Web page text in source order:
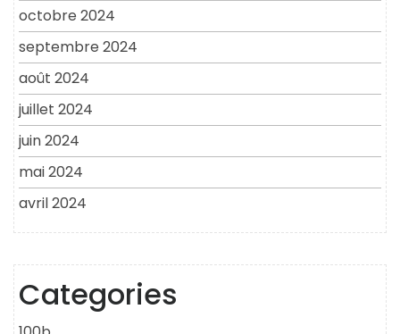
octobre 2024
septembre 2024
août 2024
juillet 2024
juin 2024
mai 2024
avril 2024
Categories